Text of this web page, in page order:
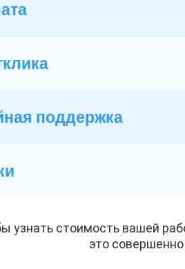
поддержка
узнать стоимость вашей
это